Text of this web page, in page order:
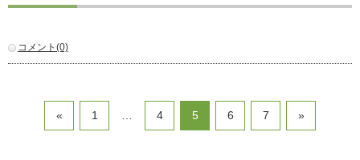
BLOG
不動産情報
コメント(0)
« 1 … 4 5 6 7 »